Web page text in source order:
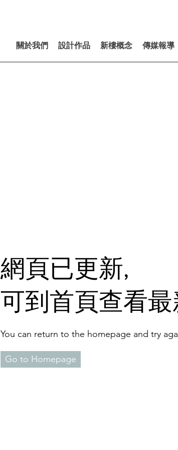
關於我們 設計作品 新樓概念 傳媒報導
​網頁已更新,
可到首頁查看
You can return to the homepage and try
Go to Homepage